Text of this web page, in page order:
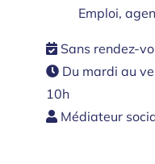
Emploi,
Sans rendez-
Du mardi au
10h
Médiateur